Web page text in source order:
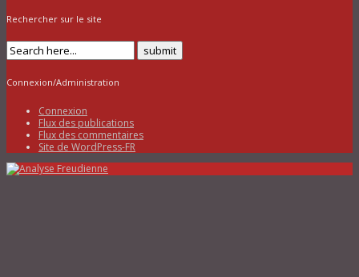
Rechercher sur le site
Connexion/Administration
Connexion
Flux des publications
Flux des commentaires
Site de WordPress-FR